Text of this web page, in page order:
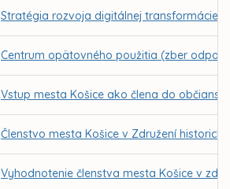
Stratégia rozvoja digitálnej transformácie
Centrum opätovného použitia (zber
Vstup mesta Košice ako člena do
Členstvo mesta Košice v Združení
Vyhodnotenie členstva mesta Košice v